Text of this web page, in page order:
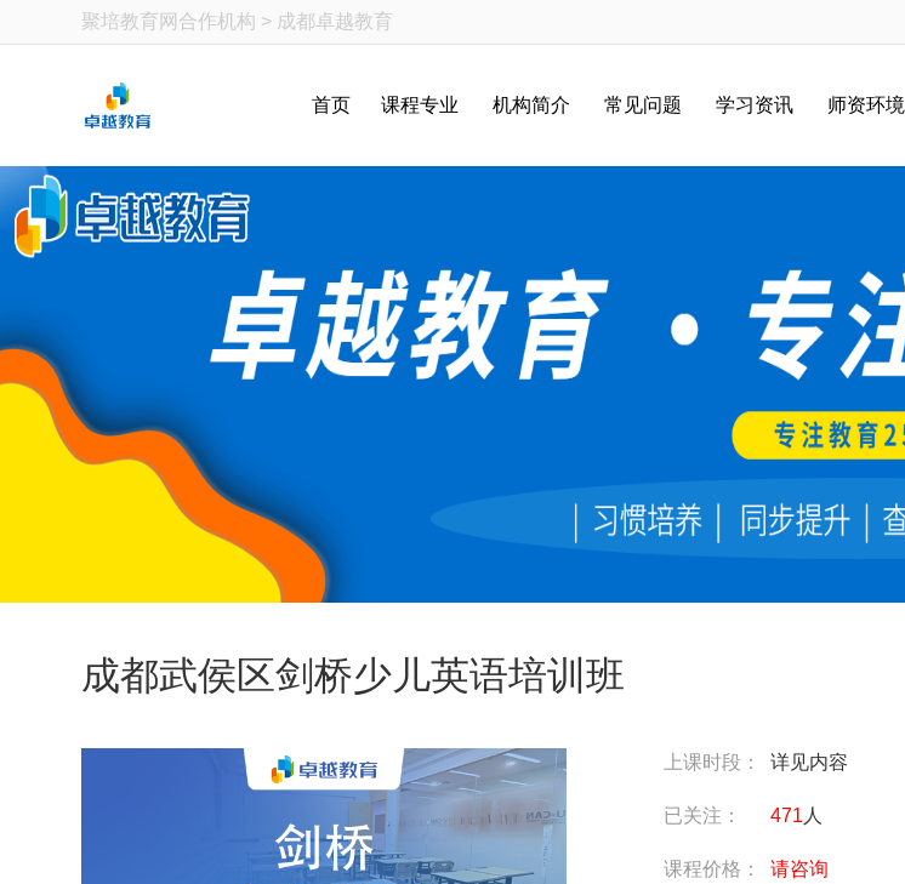
聚培教育网 合作机构 > 成都卓越教育
首页 课程专业 机构简介 常见问题 学习资讯 师资环境
成都武侯区剑桥少儿英语培训班
上课时段： 详见内容
已关注： 471 人
课程价格： 请咨询